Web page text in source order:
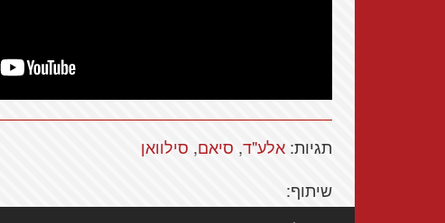
תגיות: אלע"ד, סיאם, סילוואן
שיתוף: